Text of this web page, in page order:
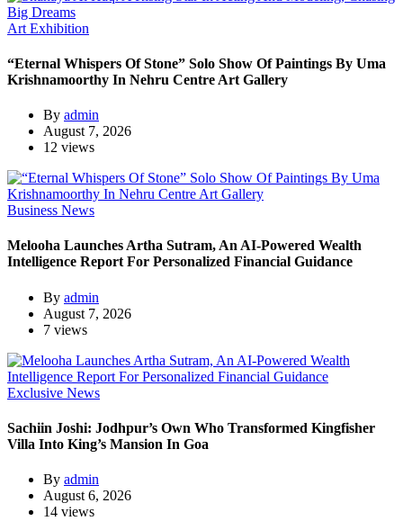
Art Exhibition
“Eternal Whispers Of Stone” Solo Show Of Paintings By Uma
Krishnamoorthy In Nehru Centre Art Gallery
By admin
August 7, 2026
12 views
Business News
Melooha Launches Artha Sutram, An AI-Powered Wealth
Intelligence Report For Personalized Financial Guidance
By admin
August 7, 2026
7 views
Exclusive News
Sachiin Joshi: Jodhpur’s Own Who Transformed Kingfisher
Villa Into King’s Mansion In Goa
By admin
August 6, 2026
14 views